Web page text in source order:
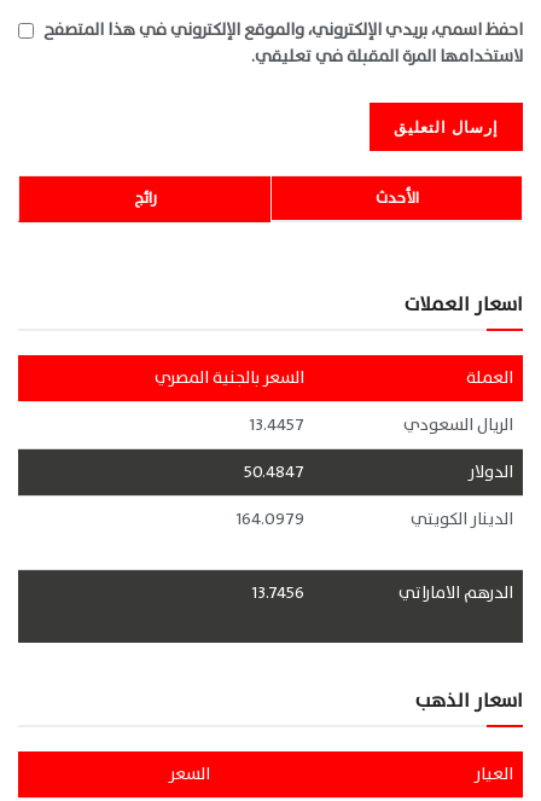
احفظ اسمي، بريدي الإلكتروني، والموقع الإلكتروني في هذا المتصفح
لاستخدامها المرة المقبلة في تعليقي.
رائج الأحدث
اسعار العملات
العملة
السعر بالجنية المصري
الريال السعودي
13.4457
الدولار
50.4847
الدينار الكويتي
164.0979
الدرهم الاماراتي 13.7456
اسعار الذهب
العيار
السعر